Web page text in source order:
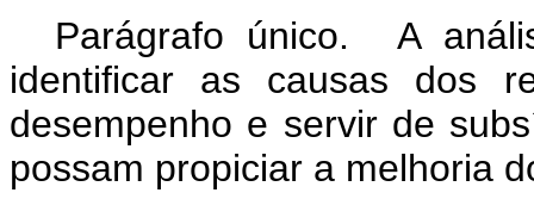
Parágrafo único. A
identificar as causas dos
desempenho e servir de
possam propiciar a melhoria